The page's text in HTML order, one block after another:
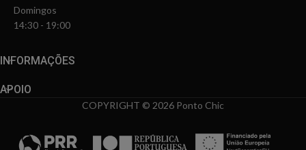
Domingos
14:30 - 19:00
INFORMAÇÕES
APOIO
COPYRIGHT © 2026 Ponto Chic